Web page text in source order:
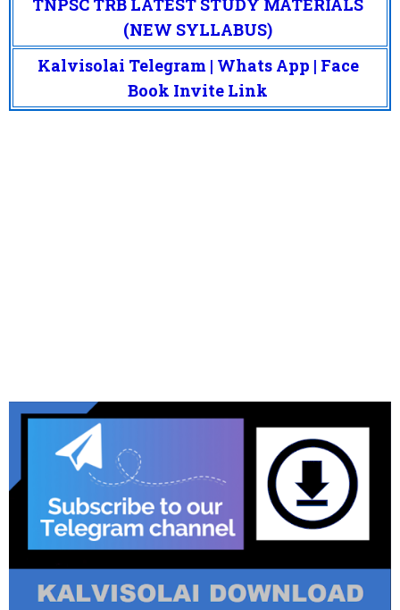
(NEW SYLLABUS)
Kalvisolai Telegram | Whats App | Face
Book Invite Link